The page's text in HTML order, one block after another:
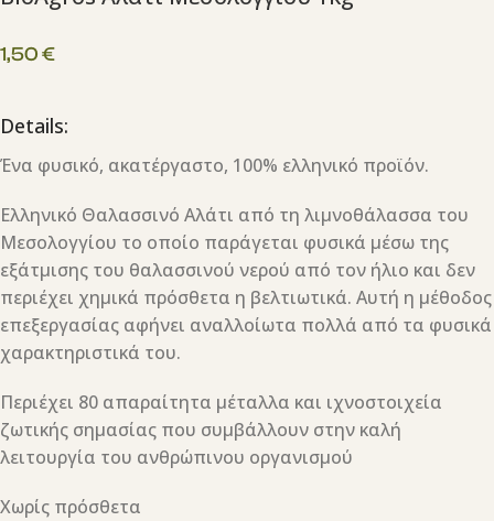
1,50€
Details:
Ένα φυσικό, ακατέργαστο, 100% ελληνικό προϊόν.
Ελληνικό Θαλασσινό Αλάτι από τη λιμνοθάλασσα του
Μεσολογγίου το οποίο παράγεται φυσικά μέσω της
εξάτμισης του θαλασσινού νερού από τον ήλιο και δεν
περιέχει χημικά πρόσθετα η βελτιωτικά. Αυτή η μέθοδος
επεξεργασίας αφήνει αναλλοίωτα πολλά από τα φυσικά
χαρακτηριστικά του.
Περιέχει 80 απαραίτητα μέταλλα και ιχνοστοιχεία
ζωτικής σημασίας που συμβάλλουν στην καλή
λειτουργία του ανθρώπινου οργανισμού
Χωρίς πρόσθετα